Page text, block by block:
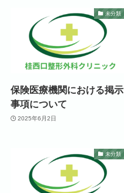
未分類
保険医療機関における掲示
事項について
2025年6月2日
未分類